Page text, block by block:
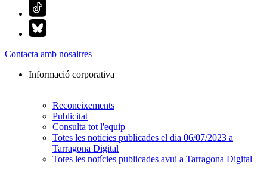
Contacta amb nosaltres
Informació corporativa
Reconeixements
Publicitat
Consulta tot l'equip
Totes les notícies publicades el dia 06/07/2023 a
Tarragona Digital
Totes les notícies publicades avui a Tarragona Digital